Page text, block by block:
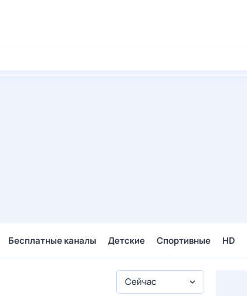
Бесплатные каналы Детские Спортивные HD
Сейчас